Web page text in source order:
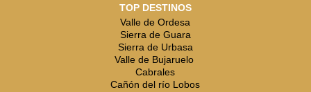
TOP DESTINOS
Valle de Ordesa
Sierra de Guara
Sierra de Urbasa
Valle de Bujaruelo
Cabrales
Cañón del río Lobos